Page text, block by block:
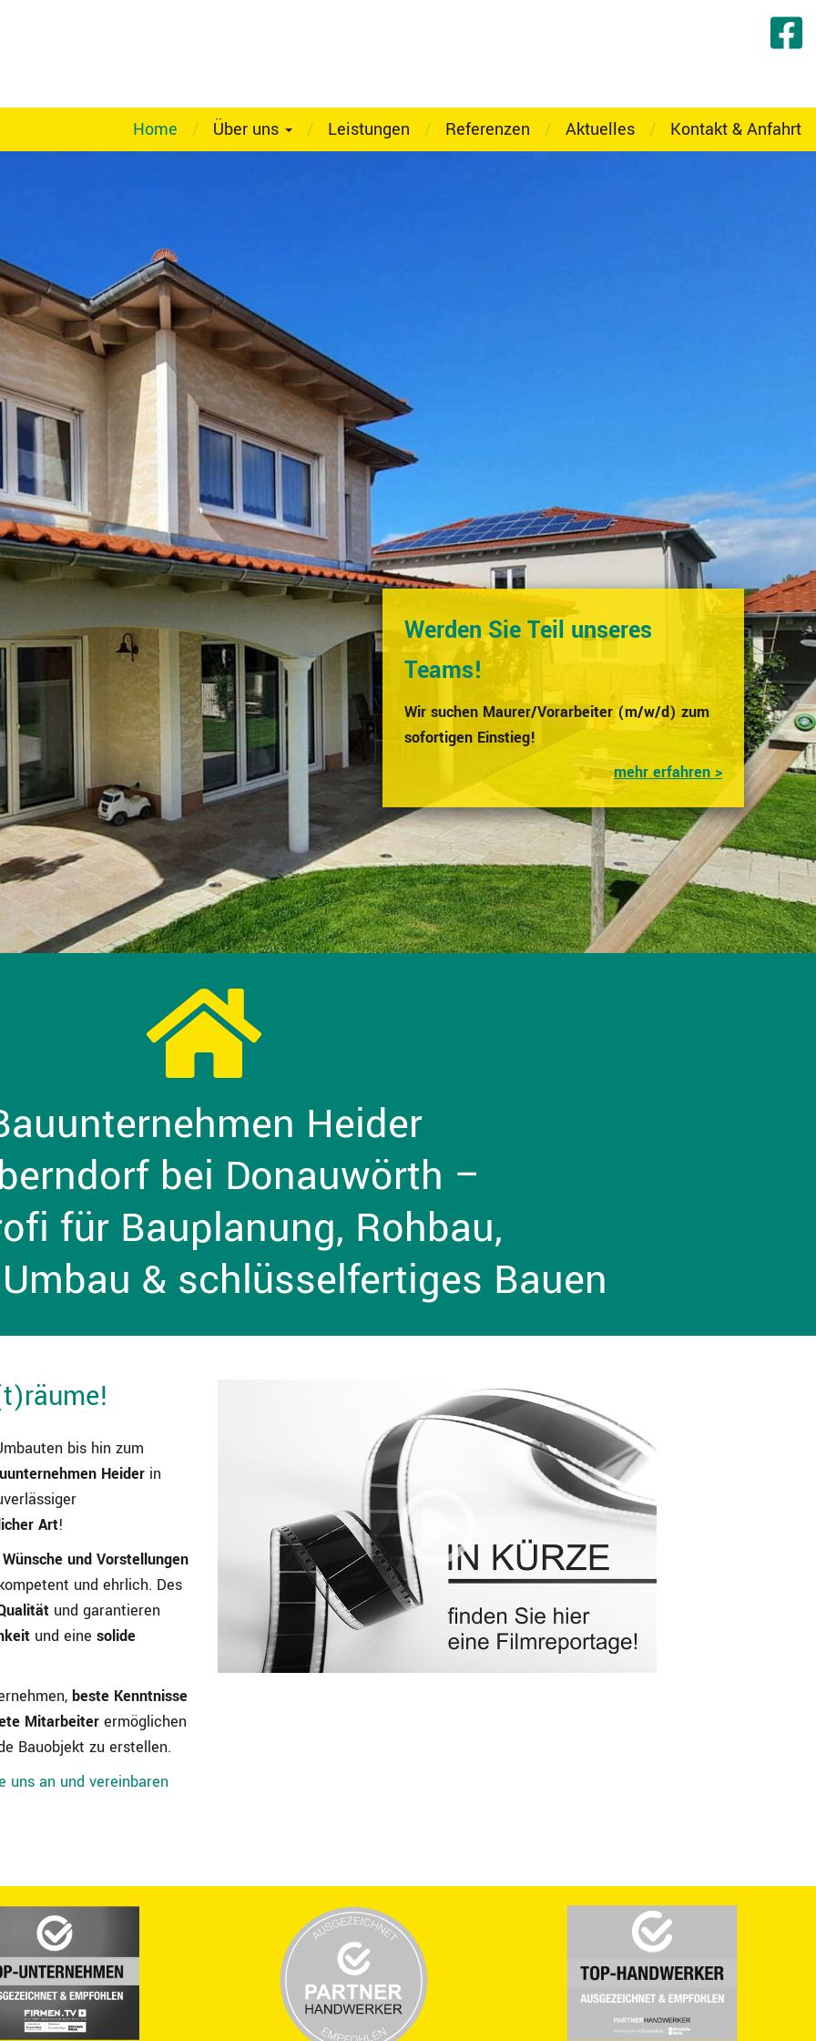
Home / Über uns / Leistungen / Referenzen / Aktuelles / Kontakt & Anfahrt
Werden Sie Teil unseres
Teams!
Wir suchen Maurer/Vorarbeiter (m/w/d) zum
sofortigen Einstieg!
mehr erfahren >
Heider
bei Donauwörth –
für Bauplanung, Rohbau,
& schlüsselfertiges Bauen
bis hin zum
Heider in
Art!
und Vorstellungen
und ehrlich. Des
und garantieren
und eine solide
beste Kenntnisse
Mitarbeiter ermöglichen
Bauobjekt zu erstellen.
uns an und vereinbaren